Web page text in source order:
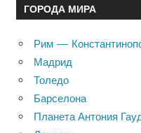
ГОРОДА МИРА
Рим —
Мадрид
Толедо
Барселона
Планета Антония